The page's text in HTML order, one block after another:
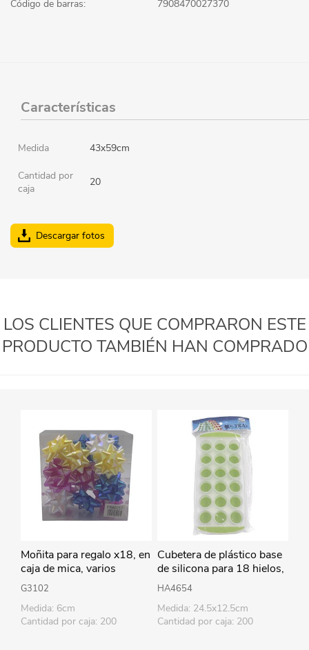
Código de barras: 7908470027370
Características
Medida 43x59cm
Cantidad por
caja
20
Descargar fotos
LOS CLIENTES QUE COMPRARON ESTE
PRODUCTO TAMBIÉN HAN COMPRADO
Moñita para regalo x18, en
caja de mica, varios
colores
G3102
Medida: 6cm
Cantidad por caja: 200
Cubetera de plástico base
de silicona para 18 hielos,
varios colores
HA4654
Medida: 24.5x12.5cm
Cantidad por caja: 200